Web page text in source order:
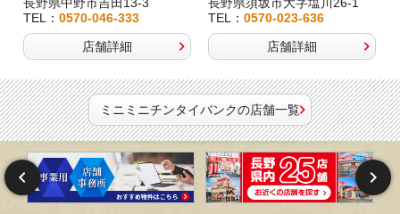
長野県中野市吉田13-3
TEL： 0570-046-333
店舗詳細
長野県須坂市大字塩川26-1
TEL：0570-023-636
店舗詳細
ミニミニチンタイバンクの店舗一覧